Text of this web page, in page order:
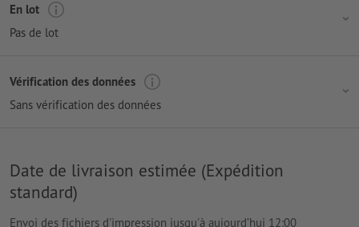
En lot
Pas de lot
Vérification des données
Sans vérification des données
Date de livraison estimée (Expédition
standard)
Envoi des fichiers d'impression jusqu'à aujourd’hui 12:00